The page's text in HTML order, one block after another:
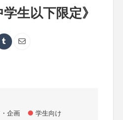
生以下限定》
企画
学生向け